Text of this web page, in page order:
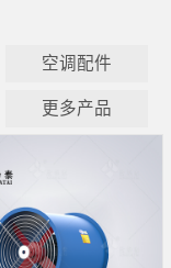
空调配件
更多产品